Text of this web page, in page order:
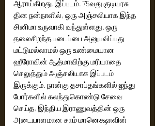
ஆராய்கிறது. இப்படம். 75வது குடியரசு
தின நன்நாளில், ஒரு அஞ்சலியாக இந்த
சினிமா உருவாகி வந்துள்ளது. ஒரு
தலைசிறந்த படைப்பை அனுபவிப்பது
மட்டுமல்லாமல் ஒரு உண்மையான
ஹீரோவின் ஆத்மாவிற்கு மரியாதை
செலுத்தும் அஞ்சலியாக இப்படம்
இருக்கும். நான்கு தசாப்தங்களில் ஐந்து
போர்களில் கலந்துகொண்டு சேவை
செய்த, இந்திய இராணுவத்தின் ஒரு
அடையாளமான சாம் மானெக்ஷாவின்